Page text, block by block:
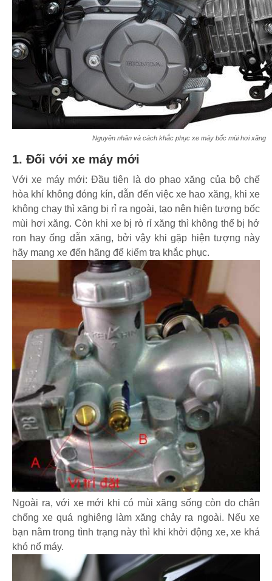
Nguyên nhân và cách khắc phục xe máy bốc mùi hơi xăng
1. Đối với xe máy mới
Với xe máy mới: Đầu tiên là do phao xăng của bộ chế
hòa khí không đóng kín, dẫn đến việc xe hao xăng, khi xe
không chạy thì xăng bị rỉ ra ngoài, tạo nên hiện tượng bốc
mùi hơi xăng. Còn khi xe bị rò rỉ xăng thì không thể bị hở
ron hay ống dẫn xăng, bởi vậy khi gặp hiện tượng này
hãy mang xe đến hãng để kiểm tra khắc phục.
Ngoài ra, với xe mới khi có mùi xăng sống còn do chân
chống xe quá nghiêng làm xăng chảy ra ngoài. Nếu xe
bạn nằm trong tình trạng này thì khi khởi động xe, xe khá
khó nổ máy.